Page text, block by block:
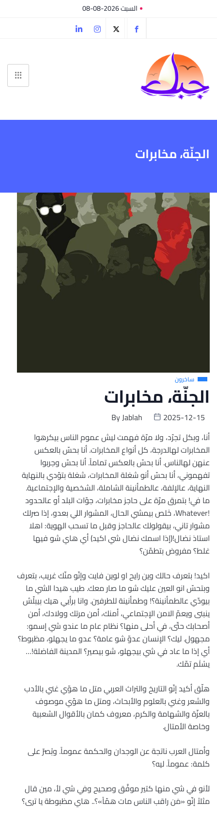
السبت 2026-08-08
الجنّة، مخابرات
ساخرون
الجنّة، مخابرات
ByJablah
2025-12-15
أنا، وبكل تجرّد، ولا مرّة فهمت ليش عموم الناس بيكرهوا
المخابرات لهالدرجة، كل أنواع المخابرات. أنا بحسّ بالعكس
عنهن لهالناس. أنا بحسّ بالعكس تماماً. أنا بحسّ وجربوا
تفهموني، أنا بحسّ أنو شغلة المخابرات، شغلة بتوّدي بالنهاية
النهاية، عالإلفة، عالطمأنينة الشاملة، الشخصية والإجتماعية.
ما في! بتمرق مرّة على حاجز مخابرات، جوّات البلد أو عالحدود
!Whatever، خَلص بيمشي الحال، المشوار اللي بعدو، إذا صرلك
مشوار تاني، بيقولولك عالحاجز وقبل ما تسحب الهوية: اهلا
استاذ نضال!(إذا اسمك نضال شي اكيد) أي هاي شو فيها
غلط؟ مفروض بتطمّن؟
اكيد! بتعرف حالك وين رايح او لوين فايت وإنّو منّك غريب، بتعرف
وبتحسّ انو العين عليك شو ما صار معك. طيب هيدا الشي ما
بيودّي عالطمأنينة؟! وطمأنينة للطرفين. وانا برأيي هيك بيبلّش
ينبنى ويعمّ الامن الإجتماعي، أمنك، أمن مرتك وولادك، أمن
أصحابك حتّى، في أحلى منها؟ نظام عام ما عندو شي إسمو:
مجهول. ليك؟ الإنسان عدوّ شو عامة؟ عدو ما يجهلو، مظبوط؟
أي إذا ما عاد في شي بيجهلو، شو بيصير؟ المدينة الفاضلة!…
يسْلَم تمّك.
هلّق أكيد إنّو التاريخ والتراث العربي متل ما هوّي غني بالأدب
والشعر وغني بالعلوم والأبحاث، ومتل ما هوّي موصوف
بالعزّة والشهامة والكرم، معروف كمان بالأقوال الشعبية
وخاصة الأمتال.
وأمتال العرب ناتجة عن الوجدان والحكمة عموماً. وبْصرّ على
كلمة: عموماً. ليه؟
لأنو في شي منها كتير موفَّق وصحيح وفي شي لأ، مين قال
مثلاً إنّو «مَن راقب الناس مات همّاً»؟.. هاي مظبوطة يا ترى؟